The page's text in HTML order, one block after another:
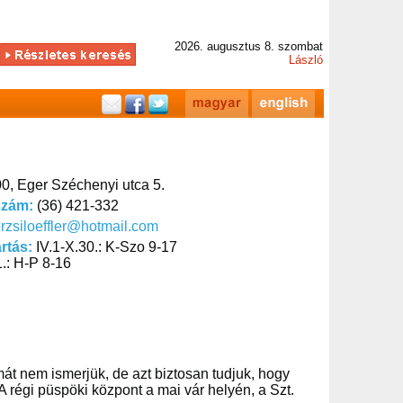
2026. augusztus 8. szombat
László
Eger Széchenyi utca 5.
(36) 421-332
IV.1-X.30.: K-Szo 9-17
H-P 8-16
nem ismerjük, de azt biztosan tudjuk, hogy
régi püspöki központ a mai vár helyén, a Szt.